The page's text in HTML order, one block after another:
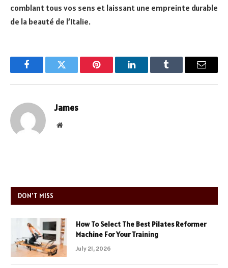
comblant tous vos sens et laissant une empreinte durable
de la beauté de l’Italie.
FacebookTwitter Pinterest LinkedInTumblr Email
James
Website
DON'T MISS
How To Select The Best Pilates Reformer
Machine For Your Training
July 21, 2026